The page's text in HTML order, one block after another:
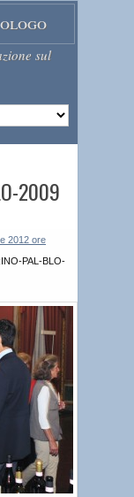
sul
2009
2012 ore
PAL-BLO-